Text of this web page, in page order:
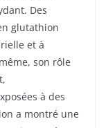
Des
glutathion
et à
son rôle
à des
a montré une